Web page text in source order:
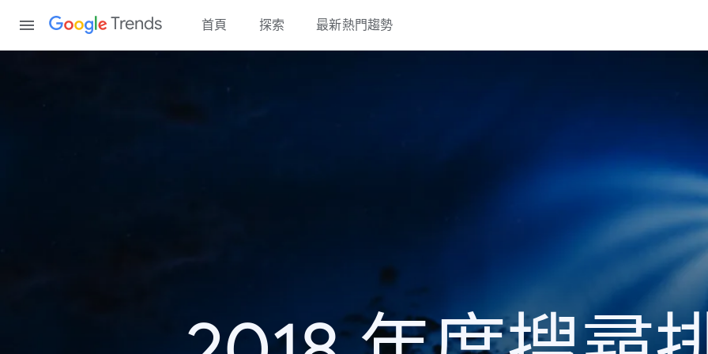
Trends 首頁 探索 最新熱門趨勢